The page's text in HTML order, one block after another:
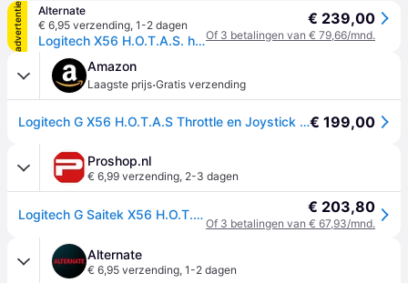
advertentie
Alternate
€ 6,95 verzending, 1-2 dagen
Logitech X56 H.O.T.A.S. hotas
€ 239,00
Of 3 betalingen van € 79,66/mnd.
Amazon
Laagste prijs·Gratis verzending
Logitech G X56 H.O.T.A.S Throttle en Joystick Flight Simulator Game Controller, 6 vrijheidsgraden, 4 veeropties, +189 programmeerbare bedieningselementen, RGB-verlichting, 2x USB, pc – Zwart€ 199,00
Proshop.nl
€ 6,99 verzending, 2-3 dagen
Logitech G Saitek X56 H.O.T.A.S. - Joystick og speeder - kabling - Wired Joystick and throttle - PC € 203,80
Of 3 betalingen van € 67,93/mnd.
Alternate
€ 6,95 verzending, 1-2 dagen